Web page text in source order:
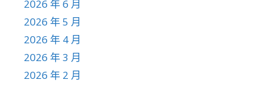
2026 年 6 月
2026 年 5 月
2026 年 4 月
2026 年 3 月
2026 年 2 月